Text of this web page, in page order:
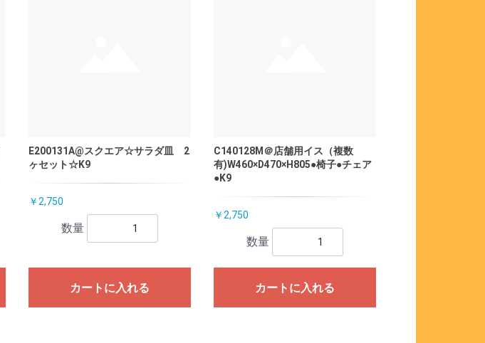
E200131A@スクエア☆サラダ皿 2
ヶセット☆K9
￥2,750
数量
カートに入れる
C140128M＠店舗用イス（複数
有)W460×D470×H805●椅子●チェア
●K9
￥2,750
数量
カートに入れる